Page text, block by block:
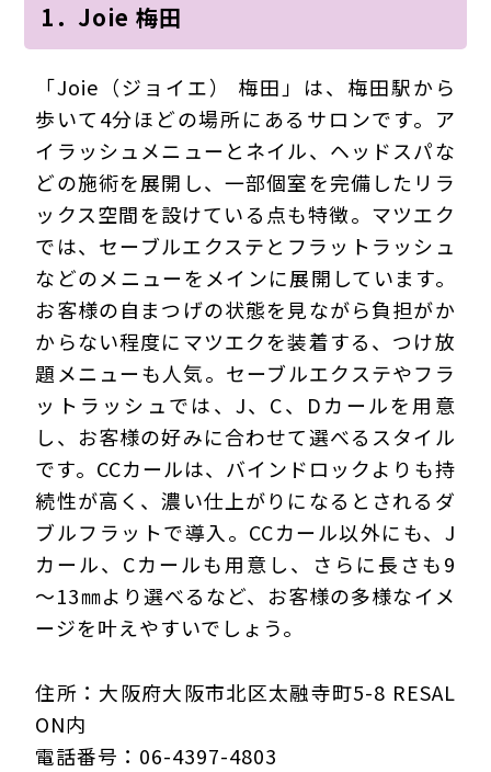
1．Joie 梅田
「Joie（ジョイエ） 梅田」は、梅田駅から
歩いて4分ほどの場所にあるサロンです。ア
イラッシュメニューとネイル、ヘッドスパな
どの施術を展開し、一部個室を完備したリラ
ックス空間を設けている点も特徴。マツエク
では、セーブルエクステとフラットラッシュ
などのメニューをメインに展開しています。
お客様の自まつげの状態を見ながら負担がか
からない程度にマツエクを装着する、つけ放
題メニューも人気。セーブルエクステやフラ
ットラッシュでは、J、C、Dカールを用意
し、お客様の好みに合わせて選べるスタイル
です。CCカールは、バインドロックよりも持
続性が高く、濃い仕上がりになるとされるダ
ブルフラットで導入。CCカール以外にも、J
カール、Cカールも用意し、さらに長さも9
～13㎜より選べるなど、お客様の多様なイメ
ージを叶えやすいでしょう。
住所：大阪府大阪市北区太融寺町5-8 RESAL
ON内
電話番号：06-4397-4803